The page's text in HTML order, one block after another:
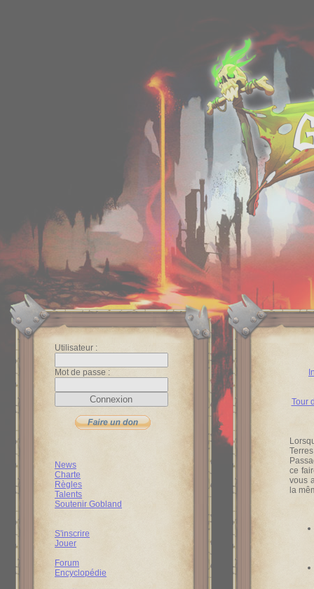
Utilisateur :
Mot de passe :
News
Charte
Règles
Talents
Soutenir Gobland
S'inscrire
Jouer
Forum
Encyclopédie
Tour
ce
vous
la